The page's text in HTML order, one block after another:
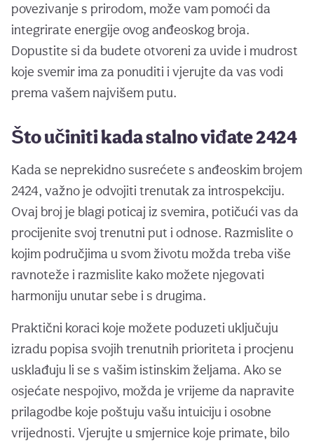
povezivanje s prirodom, može vam pomoći da
integrirate energije ovog anđeoskog broja.
Dopustite si da budete otvoreni za uvide i mudrost
koje svemir ima za ponuditi i vjerujte da vas vodi
prema vašem najvišem putu.
Što učiniti kada stalno viđate 2424
Kada se neprekidno susrećete s anđeoskim brojem
2424, važno je odvojiti trenutak za introspekciju.
Ovaj broj je blagi poticaj iz svemira, potičući vas da
procijenite svoj trenutni put i odnose. Razmislite o
kojim područjima u svom životu možda treba više
ravnoteže i razmislite kako možete njegovati
harmoniju unutar sebe i s drugima.
Praktični koraci koje možete poduzeti uključuju
izradu popisa svojih trenutnih prioriteta i procjenu
usklađuju li se s vašim istinskim željama. Ako se
osjećate nespojivo, možda je vrijeme da napravite
prilagodbe koje poštuju vašu intuiciju i osobne
vrijednosti. Vjerujte u smjernice koje primate, bilo